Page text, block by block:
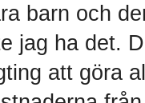
barn och
jag ha det.
att göra